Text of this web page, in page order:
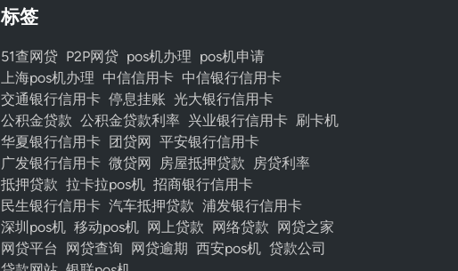
标签
51查网贷 P2P网贷 pos机办理 pos机申请
上海pos机办理 中信信用卡 中信银行信用卡
交通银行信用卡 停息挂账 光大银行信用卡
公积金贷款 公积金贷款利率 兴业银行信用卡 刷卡机
华夏银行信用卡 团贷网 平安银行信用卡
广发银行信用卡 微贷网 房屋抵押贷款
房贷利率
抵押贷款 拉卡拉pos机 招商银行信用卡
民生银行信用卡 汽车抵押贷款 浦发银行信用卡
深圳pos机 移动pos机 网上贷款 网络贷款 网贷之家
网贷平台
网贷查询 网贷逾期 西安pos机 贷款公司